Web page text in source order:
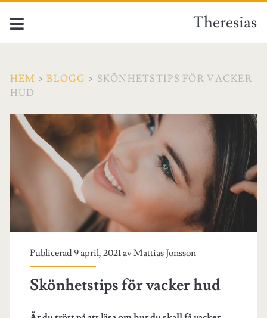
Theresias
HEM >BLOGG > SKÖNHETSTIPS FÖR VACKER
HUD
Publicerad 9 april, 2021 avMattias Jonsson
Skönhetstips för vacker hud